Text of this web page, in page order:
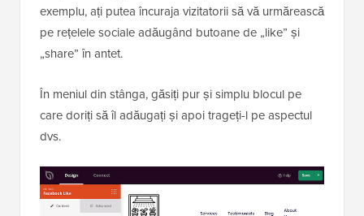
exemplu, ați putea încuraja vizitatorii să vă urmărească
pe rețelele sociale adăugând butoane de „like” și
„share” în antet.
În meniul din stânga, găsiți pur și simplu blocul pe
care doriți să îl adăugați și apoi trageți-l pe aspectul
dvs.